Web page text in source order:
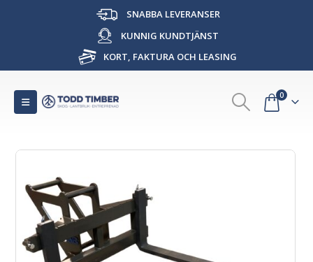
SNABBA LEVERANSER
KUNNIG KUNDTJÄNST
KORT, FAKTURA OCH LEASING
0